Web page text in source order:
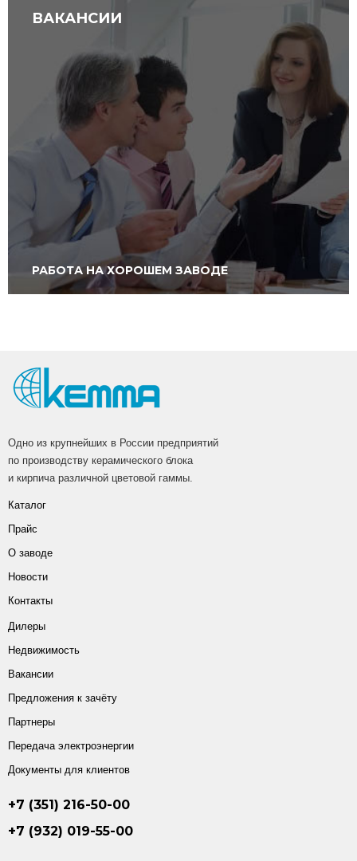
ВАКАНСИИ
РАБОТА НА ХОРОШЕМ ЗАВОДЕ
Одно из крупнейших в России предприятий
по производству керамического блока
и кирпича различной цветовой гаммы.
Каталог
Прайс
О заводе
Новости
Контакты
Дилеры
Недвижимость
Вакансии
Предложения к зачёту
Партнеры
Передача электроэнергии
Документы для клиентов
+7 (351) 216-50-00
+7 (932) 019-55-00